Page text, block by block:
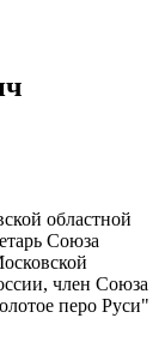
областной
Союза
член Союза
перо Руси"